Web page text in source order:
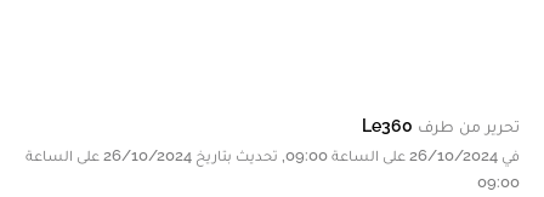
تحرير من طرف Le360
في 26/10/2024 على الساعة 09:00, تحديث بتاريخ 26/10/2024 على الساعة
09:00